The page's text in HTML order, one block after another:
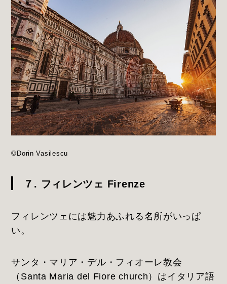
©Dorin Vasilescu
７. フィレンツェ Firenze
フィレンツェには魅力あふれる名所がいっぱ
い。
サンタ・マリア・デル・フィオーレ教会
（Santa Maria del Fiore church）はイタリア語